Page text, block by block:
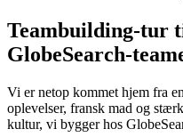
Teambuilding-tur
GlobeSearch-
Vi er netop kommet hjem fra
oplevelser, fransk mad og
kultur, vi bygger hos